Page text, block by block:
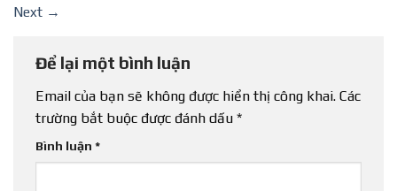
Next →
Để lại một bình luận
Email của bạn sẽ không được hiển thị công khai. Các
trường bắt buộc được đánh dấu *
Bình luận *